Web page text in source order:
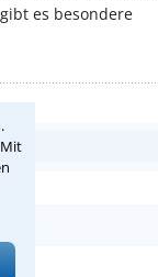
es besondere